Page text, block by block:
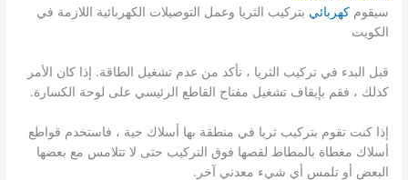
سيقومكهربائي بتركيب الثريا وعمل التوصيلات الكهربائية اللازمة في
الكويت
قبل البدء في تركيب الثريا ، تأكد من عدم تشغيل الطاقة. إذا كان الأمر
كذلك ، فقم بإيقاف تشغيل مفتاح القاطع الرئيسي على لوحة الكسارة.
إذا كنت تقوم بتركيب ثريا في منطقة بها أسلاك حية ، فاستخدم قواطع
أسلاك مغطاة بالمطاط لقصها فوق التركيب حتى لا تتلامس مع بعضها
البعض أو تلمس أي شيء معدني آخر.